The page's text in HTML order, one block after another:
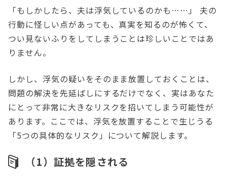
「もしかしたら、夫は浮気しているのかも……」 夫の
行動に怪しい点があっても、真実を知るのが怖くて、
つい見ないふりをしてしまうことは珍しいことではあ
りません。
しかし、浮気の疑いをそのまま放置しておくことは、
問題の解決を先延ばしにするだけでなく、実はあなた
にとって非常に大きなリスクを招いてしまう可能性が
あります。ここでは、浮気を放置することで生じうる
「5つの具体的なリスク」について解説します。
（1）証拠を隠される